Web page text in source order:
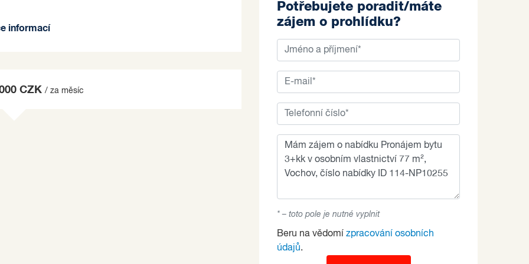
informací
CZK/ za měsíc
Potřebujete poradit/máte
zájem o prohlídku?
* – toto pole je nutné vyplnit
Beru na vědomí zpracování osobních
údajů.